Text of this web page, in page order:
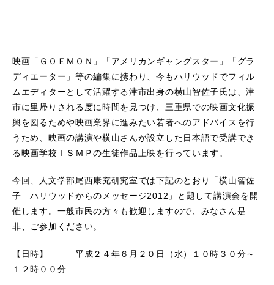
映画「ＧＯＥＭＯＮ」「アメリカンギャングスター」「グラ
ディエーター」等の編集に携わり、今もハリウッドでフィル
ムエディターとして活躍する津市出身の横山智佐子氏は、津
市に里帰りされる度に時間を見つけ、三重県での映画文化振
興を図るためや映画業界に進みたい若者へのアドバイスを行
うため、映画の講演や横山さんが設立した日本語で受講でき
る映画学校ＩＳＭＰの生徒作品上映を行っています。
今回、人文学部尾西康充研究室では下記のとおり「横山智佐
子 ハリウッドからのメッセージ2012」と題して講演会を開
催します。一般市民の方々も歓迎しますので、みなさん是
非、ご参加ください。
【日時】 平成２４年６月２０日（水）１０時３０分～
１２時００分